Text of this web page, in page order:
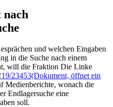
und welchen Eingaben
in die Suche nach einem
will die Fraktion Die Linke
19/23453(Dokument, öffnet ein
Medienberichte, wonach die
Endlagersuche eine
soll.